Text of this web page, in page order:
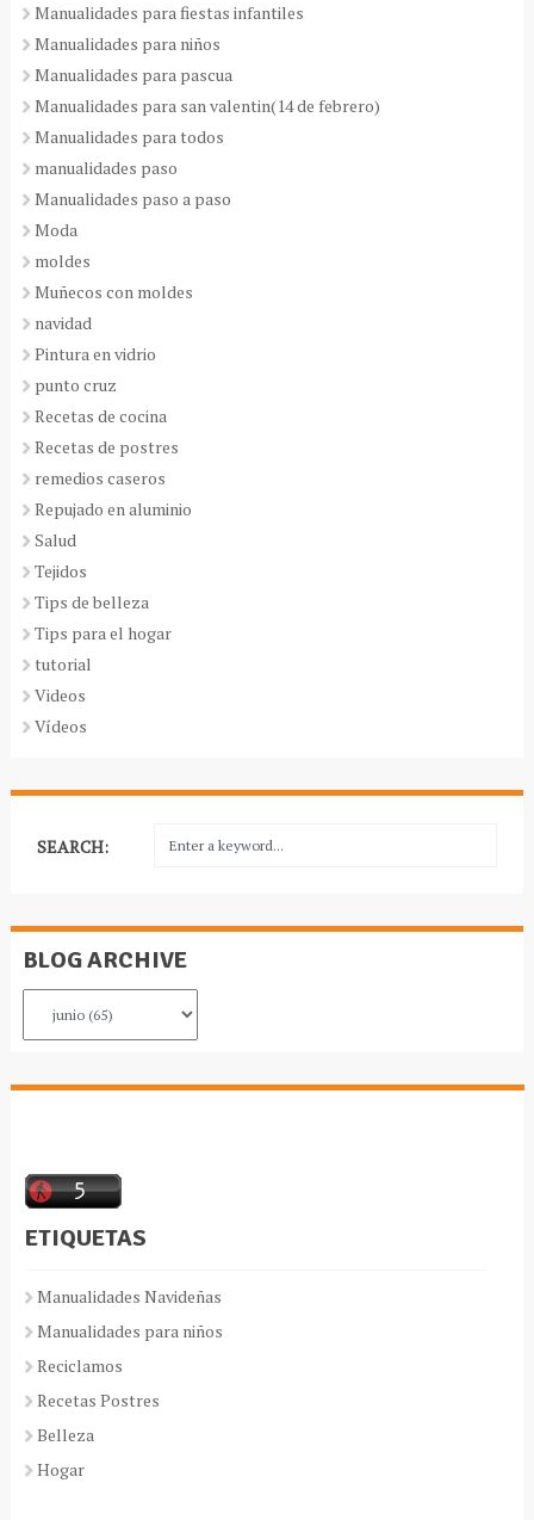
Manualidades para fiestas infantiles
Manualidades para niños
Manualidades para pascua
Manualidades para san valentin(14 de febrero)
Manualidades para todos
manualidades paso
Manualidades paso a paso
Moda
moldes
Muñecos con moldes
navidad
Pintura en vidrio
punto cruz
Recetas de cocina
Recetas de postres
remedios caseros
Repujado en aluminio
Salud
Tejidos
Tips de belleza
Tips para el hogar
tutorial
Videos
Vídeos
SEARCH:
BLOG ARCHIVE
ETIQUETAS
Manualidades Navideñas
Manualidades para niños
Reciclamos
Recetas Postres
Belleza
Hogar